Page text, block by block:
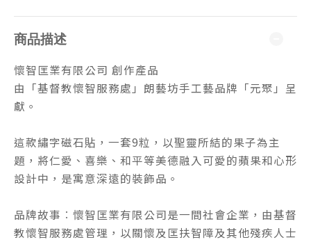
商品描述
懷智匡業有限公司 創作產品
由「基督教懷智服務處」朗藝坊手工藝品牌「元聚」呈
獻。
這款繡字磁石貼，一套9粒，以聖靈所結的果子為主
題，將仁愛、喜樂、和平等美德融入可愛的蘋果和心形
設計中，是寓意深遠的裝飾品。
品牌故事︰懷智匡業有限公司是一間社會企業，由基督
教懷智服務處管理，以關懷及匡扶智障及其他殘疾人士